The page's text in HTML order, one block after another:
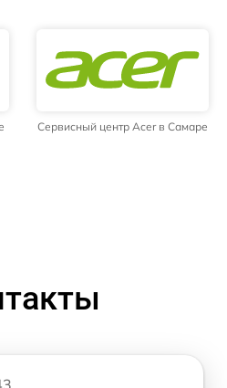
Сервисный центр Acer в Самаре